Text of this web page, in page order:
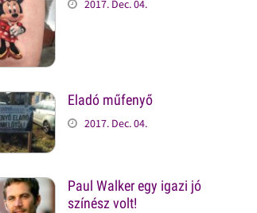
2017. Dec. 04.
Eladó műfenyő
2017. Dec. 04.
Paul Walker egy igazi jó
színész volt!